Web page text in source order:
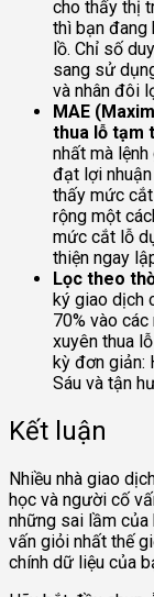
cho thấy thị
thì bạn đang
lồ. Chỉ số
sang sử
và nhân đôi
MAE
thua lỗ tạm
nhất mà
đạt lợi
thấy mức
rộng một
mức cắt lỗ
thiện ngay
Lọc theo
ký giao dịch
70% vào
xuyên thua
kỳ đơn giản:
Sáu và tận
Kết luận
Nhiều nhà giao
học và người cố
những sai lầm
vấn giỏi nhất thế
chính dữ liệu của